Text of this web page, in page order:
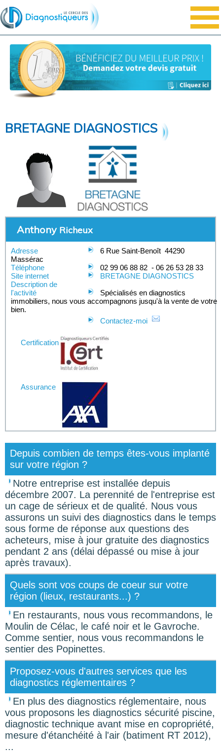
BRETAGNE DIAGNOSTICS
Anthony Richeux
Adresse 6 Rue Saint-Benoît 44290
Massérac
Téléphone
02 99 06 88 82 - 06 26 53 28 33
Site internet
BRETAGNE DIAGNOSTICS
Description de
l'activité
Spécialisés en diagnostics
immobiliers, nous vous accompagnons jusqu'à la vente de votre
bien.
Contactez-moi
Certification
Assurance
Depuis combien de temps êtes-vous implanté
sur votre région ?
Notre entreprise est installée depuis
décembre 2007. La perennité de l'entreprise est
un cage de sérieux et de qualité. Nous vous
assurons un suivi des diagnostics dans le temps
sous forme de réponse aux questions des
acheteurs, mise à jour gratuite des diagnostics
pendant 2 ans (délai dépassé ou mise à jour
après travaux).
Quels sont vos coups de coeur sur votre
région (lieux, restaurants...) ?
En restaurants, nous vous recommandons, le
Moulin de Célac, le café noir et le Gavroche.
Comme sentier, nous vous recommandons le
sentier des Popinettes.
Proposez-vous d'autres services que les
diagnostics réglementaires ?
En plus des diagnostics réglementaire, nous
vous proposons les diagnostics sécurité piscine,
diagnostic technique avant mise en copropriété,
mesure d'étanchéité à l'air (batiment RT 2012),
...